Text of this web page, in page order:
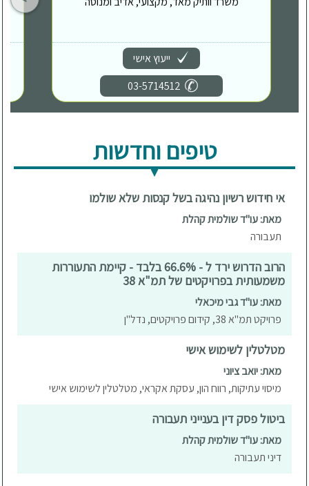
ייעוץ אישי
03-5714512
טיפים וחדשות
אי חידוש רשיון נהיגה בשל קנסות שלא שולמו
מאת: עו"ד שולמית קהלת
תעבורה
הרוב הדרוש ירד ל - 66.6% בלבד - קיימת התעוררות
משמעותית בפרויקטים של תמ"א 38
מאת: עו"ד גבי מיכאלי
פרויקט תמ"א 38, קידום פרויקטים, נדל"ן
מטלטלין לשימוש אישי
מאת: יואב ציוני
מיסוי עתיקות, רווח הון, עסקת אקראי, מטלטלין לשימוש אישי
ביטול פסק דין בענייני תעבורה
מאת: עו"ד שולמית קהלת
דיני תעבורה